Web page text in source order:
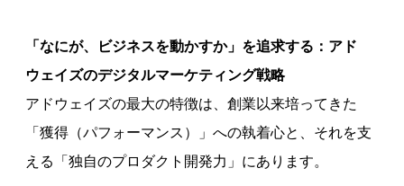
「なにが、ビジネスを動かすか」を追求する：アド
ウェイズのデジタルマーケティング戦略
アドウェイズの最大の特徴は、創業以来培ってきた
「獲得（パフォーマンス）」への執着心と、それを支
える「独自のプロダクト開発力」にあります。